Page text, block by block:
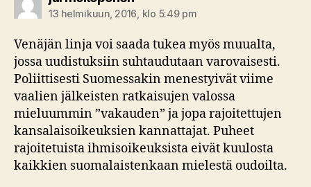
13 helmikuun, 2016, klo 5:49 pm
Venäjän linja voi saada tukea myös muualta,
jossa uudistuksiin suhtaudutaan varovaisesti.
Poliittisesti Suomessakin menestyivät viime
vaalien jälkeisten ratkaisujen valossa
mieluummin ”vakauden” ja jopa rajoitettujen
kansalaisoikeuksien kannattajat. Puheet
rajoitetuista ihmisoikeuksista eivät kuulosta
kaikkien suomalaistenkaan mielestä oudoilta.